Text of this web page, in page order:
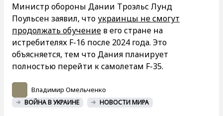
Министр обороны Дании Троэльс Лунд
Поульсен заявил, что украинцы не смогут
продолжать обучение в его стране на
истребителях F-16 после 2024 года. Это
объясняется, тем что Дания планирует
полностью перейти к самолетам F-35.
Владимир Омельченко
ВОЙНА В УКРАИНЕ НОВОСТИ МИРА